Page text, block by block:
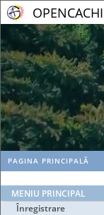
PAGINA PRINCIPALĂ
MENIU PRINCIPAL
Înregistrare